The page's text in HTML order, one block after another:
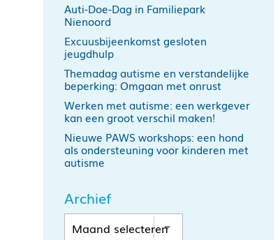
Auti-Doe-Dag in Familiepark
Nienoord
Excuusbijeenkomst gesloten
jeugdhulp
Themadag autisme en verstandelijke
beperking: Omgaan met onrust
Werken met autisme: een werkgever
kan een groot verschil maken!
Nieuwe PAWS workshops: een hond
als ondersteuning voor kinderen met
autisme
Archief